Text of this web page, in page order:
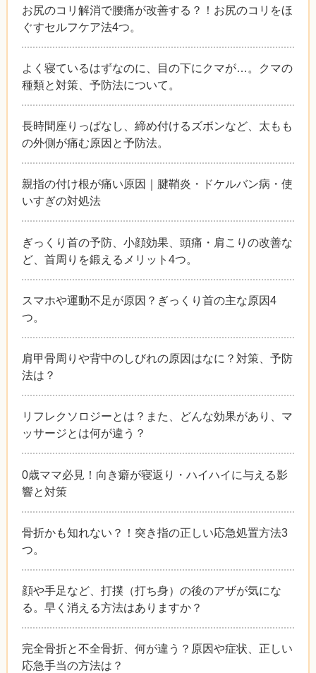
お尻のコリ解消で腰痛が改善する？！お尻のコリをほ
ぐすセルフケア法4つ。
よく寝ているはずなのに、目の下にクマが…。クマの
種類と対策、予防法について。
長時間座りっぱなし、締め付けるズボンなど、太もも
の外側が痛む原因と予防法。
親指の付け根が痛い原因｜腱鞘炎・ドケルバン病・使
いすぎの対処法
ぎっくり首の予防、小顔効果、頭痛・肩こりの改善な
ど、首周りを鍛えるメリット4つ。
スマホや運動不足が原因？ぎっくり首の主な原因4
つ。
肩甲骨周りや背中のしびれの原因はなに？対策、予防
法は？
リフレクソロジーとは？また、どんな効果があり、マ
ッサージとは何が違う？
0歳ママ必見！向き癖が寝返り・ハイハイに与える影
響と対策
骨折かも知れない？！突き指の正しい応急処置方法3
つ。
顔や手足など、打撲（打ち身）の後のアザが気にな
る。早く消える方法はありますか？
完全骨折と不全骨折、何が違う？原因や症状、正しい
応急手当の方法は？